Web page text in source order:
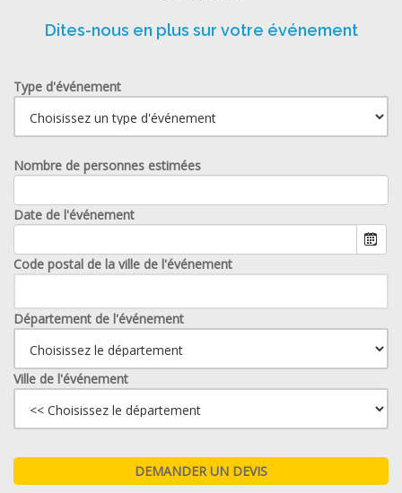
Dites-nous en plus sur votre événement
Type d'événement
Nombre de personnes estimées
Date de l'événement
Code postal de la ville de l'événement
Département de l'événement
Ville de l'événement